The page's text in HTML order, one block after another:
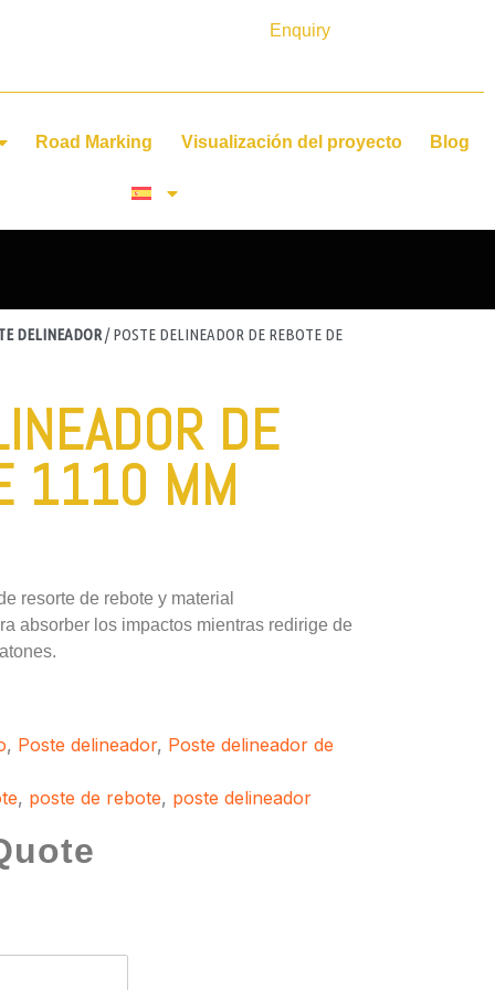
Enquiry
Road Marking Visualización del proyecto Blog
DELINEADOR/ POSTE DELINEADOR DE REBOTE DE
DE
1110 MM
resorte de rebote y material
absorber los impactos mientras redirige de
, Poste delineador, Poste delineador de
, poste de rebote, poste delineador